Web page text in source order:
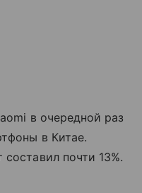
в очередной раз
в Китае.
почти 13%.